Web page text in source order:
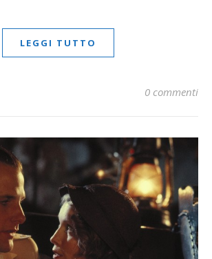
LEGGI TUTTO
0 commenti